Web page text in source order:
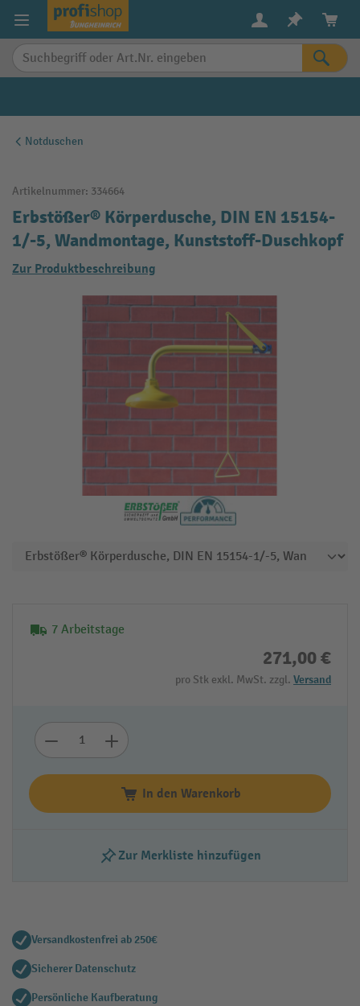
springen
Notduschen
Artikelnummer: 334664
Erbstößer® Körperdusche, DIN EN 15154-
1/-5, Wandmontage, Kunststoff-Duschkopf
Zur Produktbeschreibung
7 Arbeitstage
271,00 €
pro Stk exkl. MwSt. zzgl. Versand
In den Warenkorb
Zur Merkliste hinzufügen
Versandkostenfrei ab 250€
Sicherer Datenschutz
Persönliche Kaufberatung